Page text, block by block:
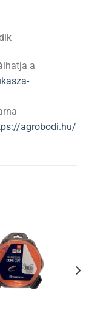
a
agrobodi.hu/